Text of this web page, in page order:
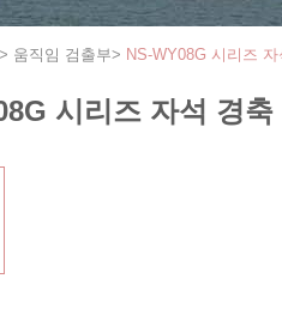
> 움직임 검출부> NS-WY08G 시리즈
시리즈 자석 경